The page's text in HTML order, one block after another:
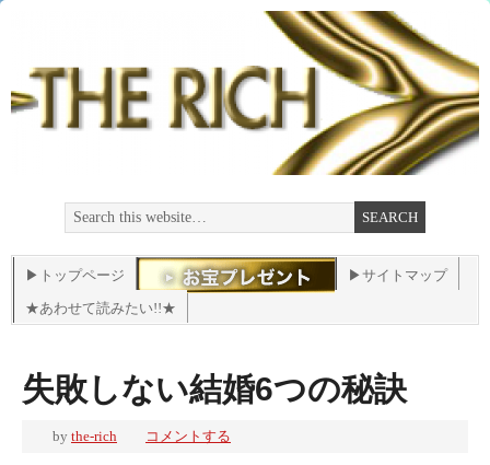
▶トップページ
▶サイトマップ
★あわせて読みたい!!★
失敗しない結婚6つの秘訣
by the-rich コメントする